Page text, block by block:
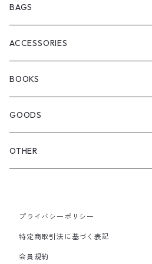
ChaosFissingClubxALLMOSTBLACK
WOODBLOCK
SEDAN ALL-PURPOSE
KICKS
BOOTS
BAGS
BACKPACK
SHOULDER
OTHER BAGS
ACCESSORIES
EYE WEAR
CAP&HAT
GLOVES&SCARF
SHOULDER
SMALL BAG
BOOKS
GOODS
TOY
PINS& PINBACK
SOX
OTHER
プライバシーポリシー
特定商取引法に基づく表記
会員規約